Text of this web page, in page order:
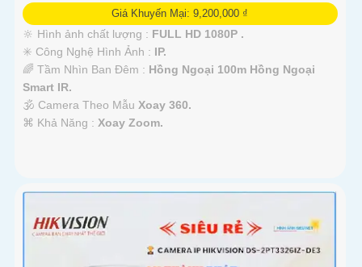
Giá Khuyến Mại: 9,200,000 ₫
🔆 Hình ảnh chất lượng : FULL HD 1080P .
✳️ Công Nghệ Hình Ảnh : IP.
🌈 Tầm Nhìn Ban Đêm : Hồng Ngoại 100m Hồng Ngoại
Smart IR.
🕉️ Camera Theo Mẫu Xoay 360.
️⌘ Khả Năng : Xoay Zoom.